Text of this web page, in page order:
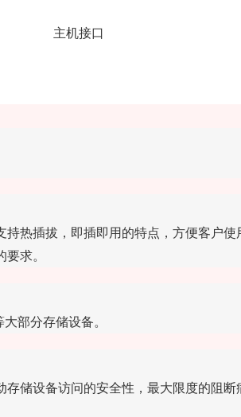
主机接口
热插拔，即插即用的特点，方便客户
求。
部分存储设备。
储设备访问的安全性，最大限度的阻